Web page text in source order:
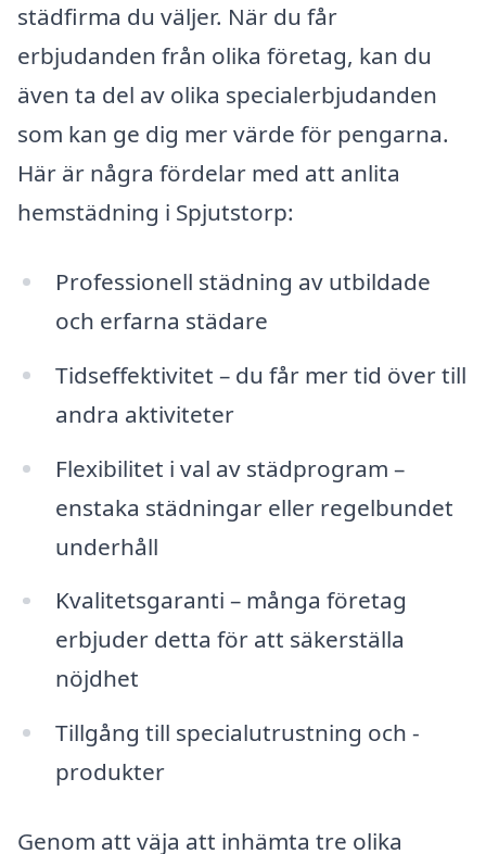
städfirma du väljer. När du får
erbjudanden från olika företag, kan du
även ta del av olika specialerbjudanden
som kan ge dig mer värde för pengarna.
Här är några fördelar med att anlita
hemstädning i Spjutstorp:
Professionell städning av utbildade
och erfarna städare
Tidseffektivitet – du får mer tid över till
andra aktiviteter
Flexibilitet i val av städprogram –
enstaka städningar eller regelbundet
underhåll
Kvalitetsgaranti – många företag
erbjuder detta för att säkerställa
nöjdhet
Tillgång till specialutrustning och -
produkter
Genom att väja att inhämta tre olika